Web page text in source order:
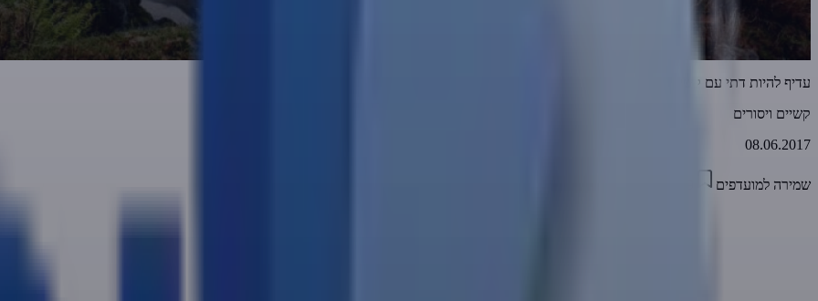
עדיף להיות דתי עם קשיים בגן עדן מחילוני עם קשיים וגיהנום
קשיים ויסורים
08.06.2017
שמירה למועדפים